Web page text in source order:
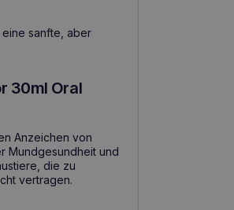
eine sanfte, aber
30ml Oral
Anzeichen von
Mundgesundheit und
die zu
vertragen.